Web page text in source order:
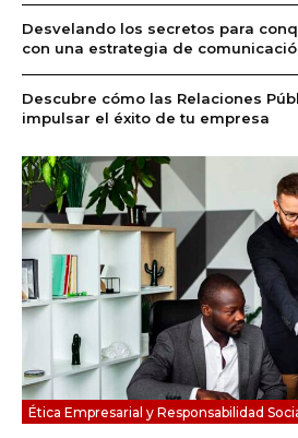
Desvelando los secretos para
con una estrategia de
Descubre cómo las Relaciones
impulsar el éxito de tu empresa
Ética Empresarial y Responsabilidad